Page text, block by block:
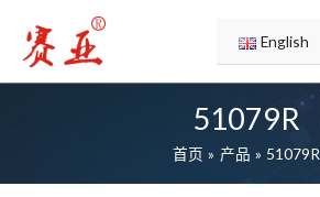
容
English
51079R
首页 产品 51079R